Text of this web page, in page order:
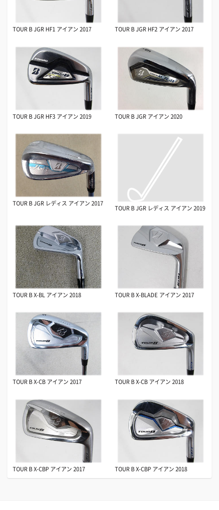
TOUR B JGR HF1 アイアン 2017 TOUR B JGR HF2 アイアン 2017
TOUR B JGR HF3 アイアン 2019 TOUR B JGR アイアン 2020
TOUR B JGR レディス アイアン 2017
TOUR B JGR レディス アイアン 2019
TOUR B X-BL アイアン 2018 TOUR B X-BLADE アイアン 2017
TOUR B X-CB アイアン 2017 TOUR B X-CB アイアン 2018
TOUR B X-CBP アイアン 2017 TOUR B X-CBP アイアン 2018